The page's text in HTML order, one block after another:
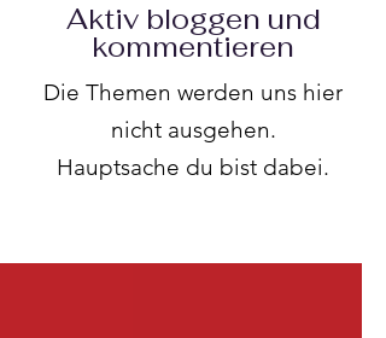
Aktiv bloggen und
kommentieren
Die Themen werden uns hier
nicht ausgehen.
Hauptsache du bist dabei.